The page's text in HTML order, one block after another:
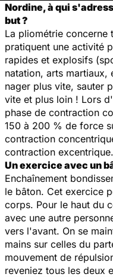
Nordine,à qui
but ?
La pliométrie concerne
pratiquent une activité
rapides et explosifs
natation, arts martiaux,
nager plus vite, sauter
vite et plus loin ! Lors
phase de contraction
150 à 200 % de force
contraction
contraction excentrique.
Un exercice avec un
Enchaînement
le bâton. Cet exercice
corps. Pour le haut du
avec une autre
vers l'avant. On se
mains sur celles du
mouvement de
reveniez tous les deux